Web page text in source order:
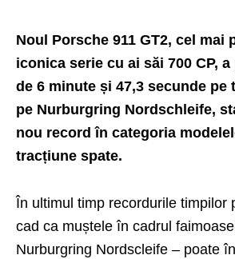
Noul Porsche 911 GT2, cel mai
iconica serie cu ai săi 700 CP,
de 6 minute și 47,3 secunde
pe Nurburgring Nordschleife,
nou record în categoria
tracțiune spate.
În ultimul timp recordurile timpilor
cad ca muștele în cadrul
Nurburgring Nordscleife – poate